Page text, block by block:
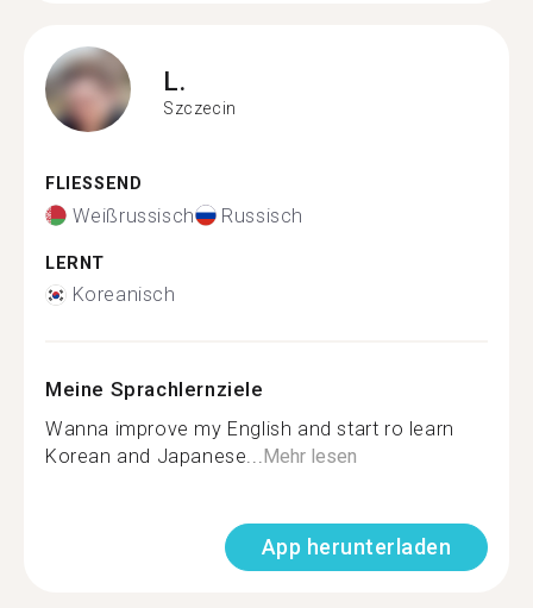
L.
Szczecin
FLIESSEND
Weißrussisch Russisch
LERNT
Koreanisch
Meine Sprachlernziele
Wanna improve my English and start ro learn
Korean and Japanese...Mehr lesen
App herunterladen